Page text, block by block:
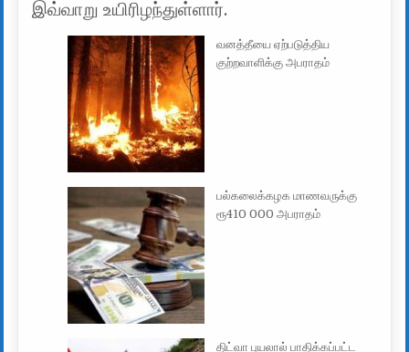
இவ்வாறு உயிரிழந்துள்ளார்.
வனத்தீயை ஏற்படுத்திய
குற்றவாளிக்கு அபராதம்
பல்கலைக்கழக மாணவருக்கு
ரூ410 000 அபராதம்
திட்வா புயலால் பாதிக்கப்பட்ட